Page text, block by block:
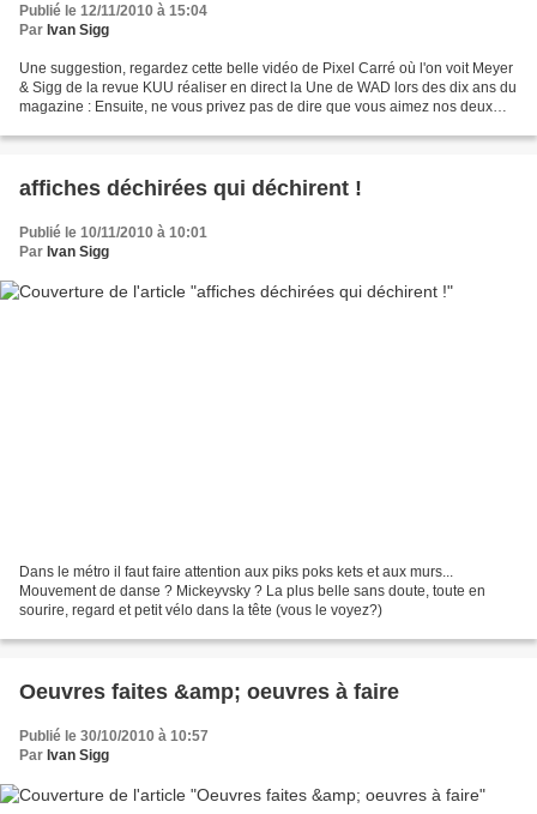
Publié le 12/11/2010 à 15:04
Par Ivan Sigg
Une suggestion, regardez cette belle vidéo de Pixel Carré où l'on voit Meyer
& Sigg de la revue KUU réaliser en direct la Une de WAD lors des dix ans du
magazine : Ensuite, ne vous privez pas de dire que vous aimez nos deux
affiches déchirées qui déchirent !
Publié le 10/11/2010 à 10:01
Par Ivan Sigg
Dans le métro il faut faire attention aux piks poks kets et aux murs...
Mouvement de danse ? Mickeyvsky ? La plus belle sans doute, toute en
sourire, regard et petit vélo dans la tête (vous le voyez?)
Oeuvres faites &amp; oeuvres à faire
Publié le 30/10/2010 à 10:57
Par Ivan Sigg